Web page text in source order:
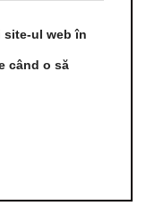
site-ul web în
când o să